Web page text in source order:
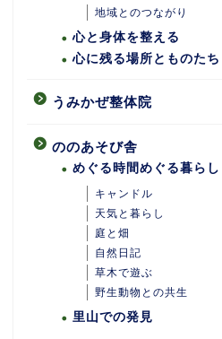
地域とのつながり
心と身体を整える
心に残る場所とものたち
うみかぜ整体院
ののあそび舎
めぐる時間めぐる暮らし
キャンドル
天気と暮らし
庭と畑
自然日記
草木で遊ぶ
野生動物との共生
里山での発見